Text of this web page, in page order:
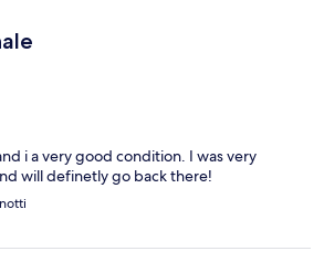
i a very good condition. I was very
will definetly go back there!